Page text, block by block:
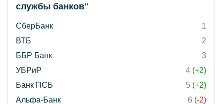
службы банков"
СберБанк
1
ВТБ
2
ББР Банк
3
УБРиР
4 (+2)
Банк ПСБ
5 (+2)
Альфа-Банк
6 (-2)